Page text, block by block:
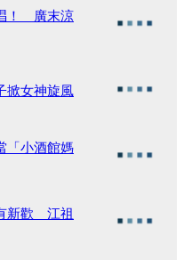
！ 廣末涼
掀女神旋風
「小酒館媽
新歡 江祖